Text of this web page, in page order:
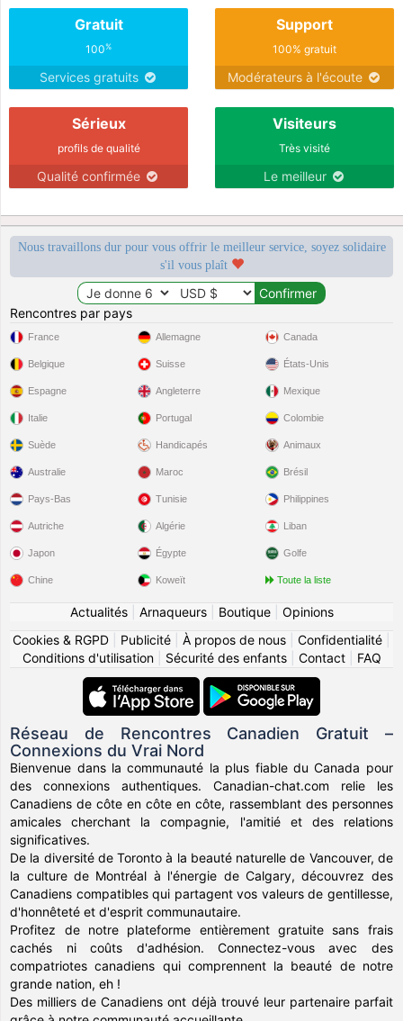
Gratuit
100%
Services gratuits
Support
100% gratuit
Modérateurs à l'écoute
Sérieux
profils de qualité
Qualité confirmée
Visiteurs
Très visité
Le meilleur
Nous travaillons dur pour vous offrir le meilleur service, soyez solidaire
s'il vous plaît
Rencontres par pays
France
Belgique
Espagne
Italie
Suède
Allemagne
Suisse
Angleterre
Portugal
Handicapés
Canada
États-Unis
Mexique
Colombie
Animaux
Australie
Pays-Bas
Autriche
Japon
Chine
Maroc
Tunisie
Algérie
Égypte
Koweït
Brésil
Philippines
Liban
Golfe
Toute la liste
Actualités| Arnaqueurs| Boutique| Opinions
Cookies & RGPD
Publicité À propos de nous Confidentialité
Conditions d'utilisation| Sécurité des enfants| Contact| FAQ
Réseau de Rencontres Canadien Gratuit –
Connexions du Vrai Nord
Bienvenue dans la communauté la plus fiable du Canada pour
des connexions authentiques. Canadian-chat.com relie les
Canadiens de côte en côte en côte, rassemblant des personnes
amicales cherchant la compagnie, l'amitié et des relations
significatives.
De la diversité de Toronto à la beauté naturelle de Vancouver, de
la culture de Montréal à l'énergie de Calgary, découvrez des
Canadiens compatibles qui partagent vos valeurs de gentillesse,
d'honnêteté et d'esprit communautaire.
Profitez de notre plateforme entièrement gratuite sans frais
cachés ni coûts d'adhésion. Connectez-vous avec des
compatriotes canadiens qui comprennent la beauté de notre
grande nation, eh !
Des milliers de Canadiens ont déjà trouvé leur partenaire parfait